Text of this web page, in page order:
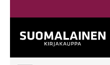
sisältöön